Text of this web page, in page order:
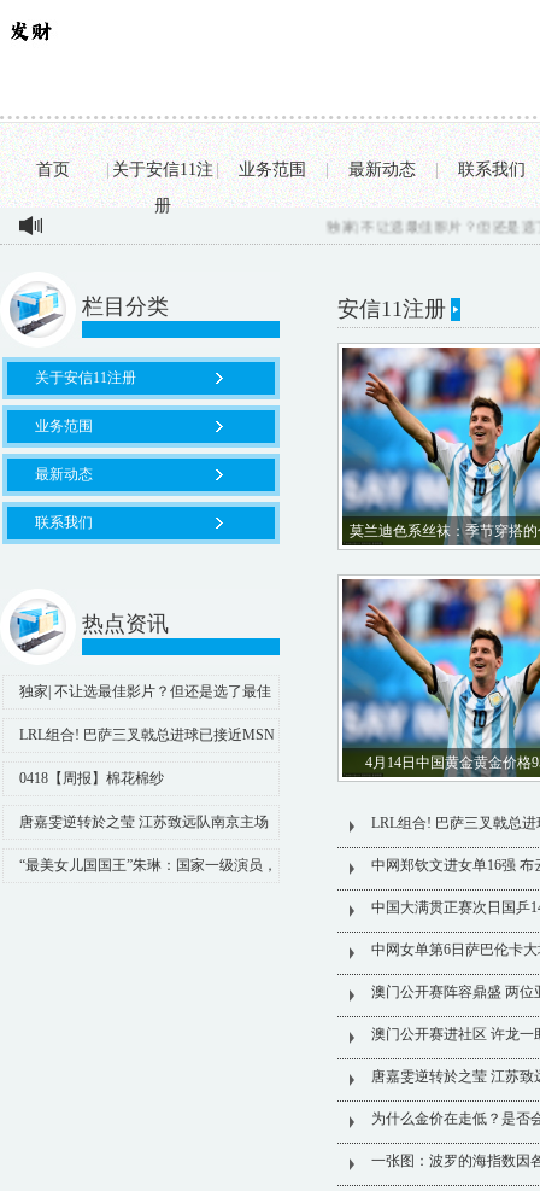
首页 | 关于安信11注
册
| 业务范围 | 最新动态 | 联系我们
独家| 不让选最佳影片？但还是选了
栏目分类
关于安信11注册
业务范围
最新动态
联系我们
热点资讯
独家| 不让选最佳影片？但还是选了最佳
导演啊！
LRL组合! 巴萨三叉戟总进球已接近MSN
水平, MSN3赛季总进球都破百
0418【周报】棉花棉纱
唐嘉雯逆转於之莹 江苏致远队南京主场
1-2不敌上海
“最美女儿国国王”朱琳：国家一级演员，
安信11注册
莫兰迪色系丝袜：季节穿搭
4月14日中国黄金黄金价格
LRL组合! 巴萨三叉戟总
中网郑钦文进女单16强 布
中国大满贯正赛次日国乒
中网女单第6日萨巴伦卡
澳门公开赛阵容鼎盛 两位
澳门公开赛进社区 许龙
唐嘉雯逆转於之莹 江苏
为什么金价在走低？是否
一张图：波罗的海指数因